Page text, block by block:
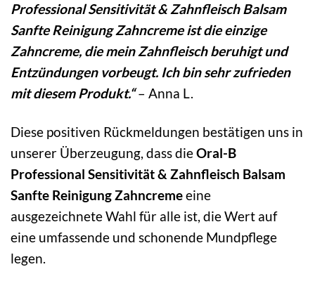
Professional Sensitivität & Zahnfleisch Balsam
Sanfte Reinigung Zahncreme ist die einzige
Zahncreme, die mein Zahnfleisch beruhigt und
Entzündungen vorbeugt. Ich bin sehr zufrieden
mit diesem Produkt.“– Anna L.
Diese positiven Rückmeldungen bestätigen uns in
unserer Überzeugung, dass dieOral-B
Professional Sensitivität & Zahnfleisch Balsam
Sanfte Reinigung Zahncremeeine
ausgezeichnete Wahl für alle ist, die Wert auf
eine umfassende und schonende Mundpflege
legen.